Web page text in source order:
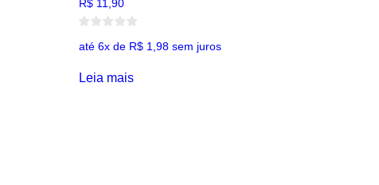
R$ 11,90
até 6x de R$ 1,98 sem juros
Leia mais